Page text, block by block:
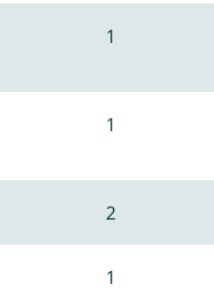
1
1
2
1